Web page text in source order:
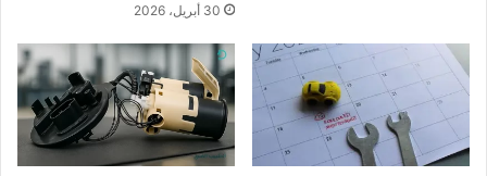
30 أبريل، 2026